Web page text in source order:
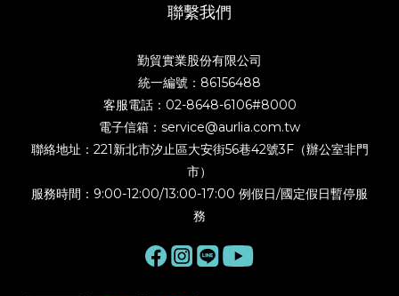
聯繫我們
勤貿實業股份有限公司
統一編號：86156488
客服電話：02-8648-6106#8000
電子信箱：service@aurlia.com.tw
聯絡地址：221新北市汐止區大安街56巷42號3F（辦公室非門
市）
服務時間：9:00-12:00/13:00-17:00 例假日/國定假日暫停服
務